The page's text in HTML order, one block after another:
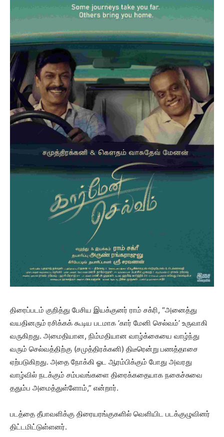
திரைப்படம் குறித்து பேசிய இயக்குனர் ராம் சக்ரி, “அனைத்து
வயதினரும் ரசிக்கக் கூடிய படமாக ‘கார் மேனி செல்வம்’ உருவாகி
வருகிறது. அமைதியான, நிம்மதியான வாழ்க்கையை வாழ்ந்து
வரும் செல்வத்திற்கு (சமுத்திரக்கனி) திடீரென்று பணத்தாசை
ஏற்படுகிறது. அதை நோக்கி ஓட ஆரம்பிக்கும் போது அவரது
வாழ்வில் நடக்கும் சம்பவங்களை திரைக்கதையாக நகைச்சுவை
ததும்ப அமைத்துள்ளோம்,” என்றார்.
படத்தை தீபாவளிக்கு திரையரங்குகளில் வெளியிட படக்குழுவினர்
திட்டமிட்டுள்ளனர்.